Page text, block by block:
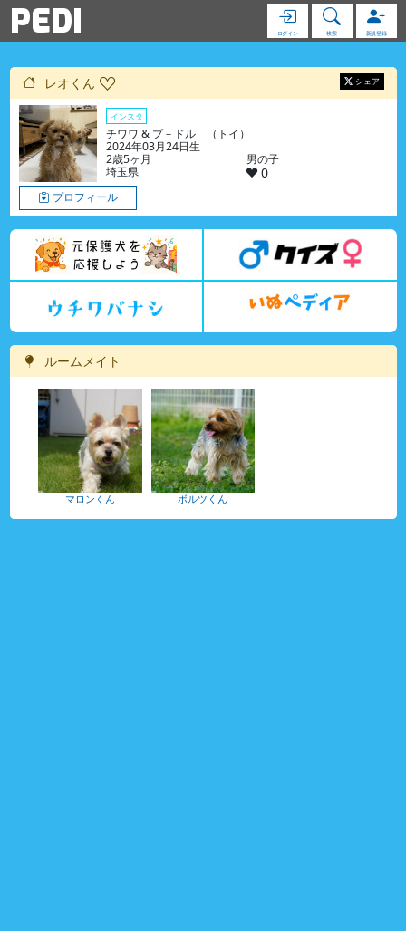
PEDI ログイン 検索 新規登録
レオくん シェア
インスタ
チワワ & プ－ドル （トイ）
2024年03月24日生
2歳5ヶ月
男の子
埼玉県
0
プロフィール
ルームメイト
マロンくん ボルツくん